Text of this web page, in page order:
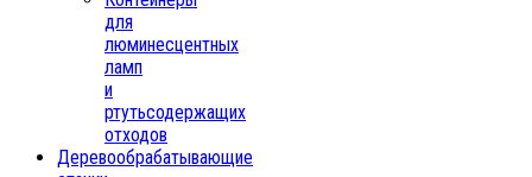
для
люминесцентных
ламп
и
ртутьсодержащих
отходов
Деревообрабатывающие